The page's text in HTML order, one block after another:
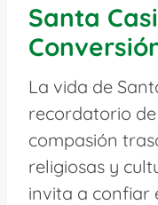
Santa
La vida de
recordatorio
compasión
religiosas y
invita a confiar